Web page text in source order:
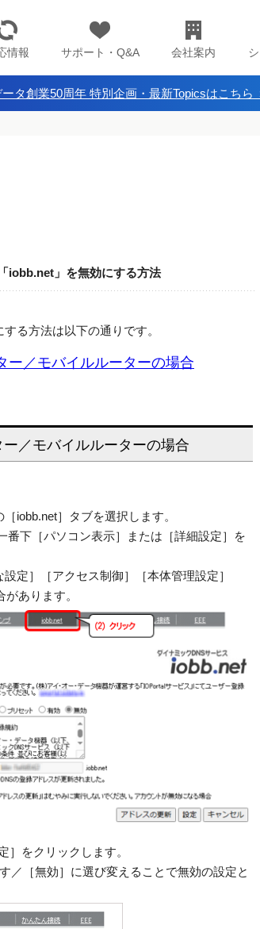
情報 サポート・Q&A 会社案内
タ創業50周年 特別企画・最新Topicsはこちら
iobb.net」を無効にする方法
る方法は以下の通りです。
ー／モバイルルーターの場合
／モバイルルーターの場合
iobb.net］タブを選択します。
下［パソコン表示］または［詳細設定］を
定］［アクセス制御］［本体管理設定］
あります。
］をクリックします。
／［無効］に選び変えることで無効の設定と